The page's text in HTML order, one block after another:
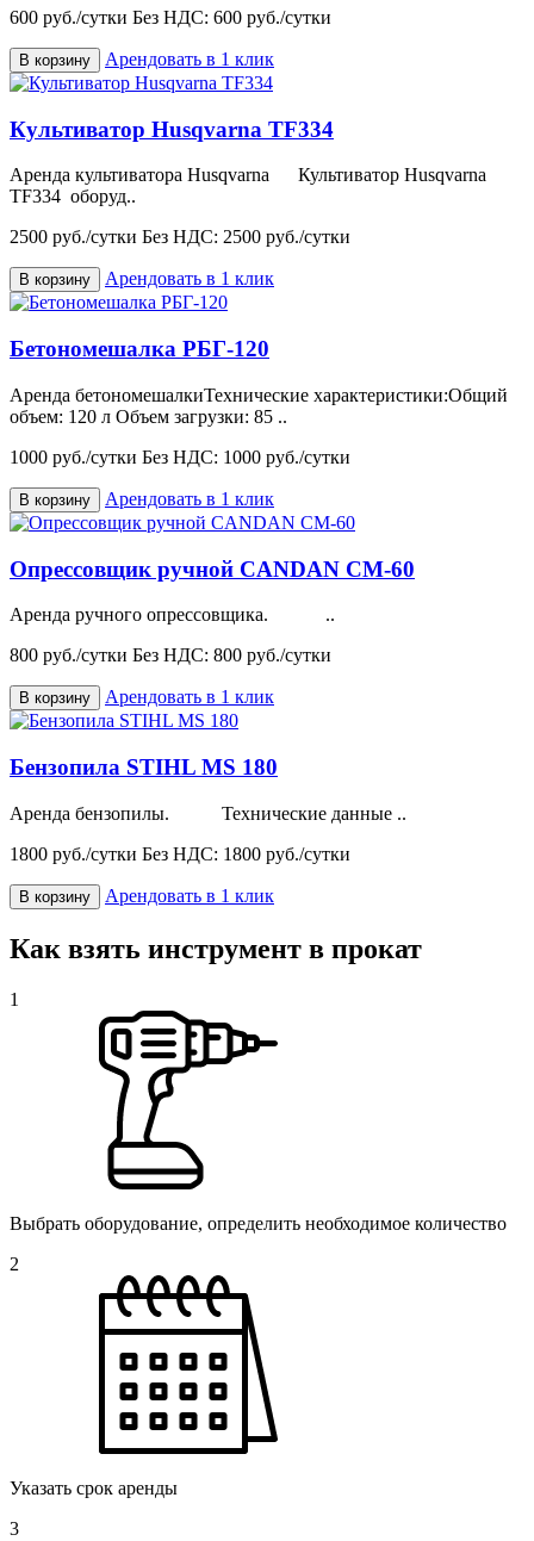
600 руб./сутки Без НДС: 600 руб./сутки
В корзину Арендовать в 1 клик
Культиватор Husqvarna TF334
Аренда культиватора Husqvarna Культиватор Husqvarna
TF334 оборуд..
2500 руб./сутки Без НДС: 2500 руб./сутки
В корзину Арендовать в 1 клик
Бетономешалка РБГ-120
Аренда бетономешалкиТехнические характеристики:Общий
объем: 120 л Объем загрузки: 85 ..
1000 руб./сутки Без НДС: 1000 руб./сутки
В корзину Арендовать в 1 клик
Опрессовщик ручной CANDAN CM-60
Аренда ручного опрессовщика. ..
800 руб./сутки Без НДС: 800 руб./сутки
В корзину Арендовать в 1 клик
Бензопила STIHL MS 180
Аренда бензопилы. Технические данные ..
1800 руб./сутки Без НДС: 1800 руб./сутки
В корзину Арендовать в 1 клик
Как взять инструмент в прокат
1
Выбрать оборудование, определить необходимое количество
2
Указать срок аренды
3